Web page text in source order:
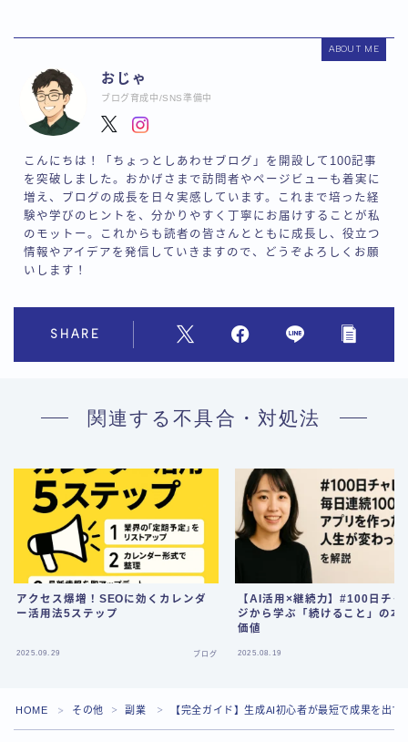
Follow Me
ABOUT ME
おじゃ
ブログ育成中/SNS準備中
こんにちは！「ちょっとしあわせブログ」を開設して100記事
を突破しました。おかげさまで訪問者やページビューも着実に
増え、ブログの成長を日々実感しています。これまで培った経
験や学びのヒントを、分かりやすく丁寧にお届けすることが私
のモットー。これからも読者の皆さんとともに成長し、役立つ
情報やアイデアを発信していきますので、どうぞよろしくお願
いします！
SHARE
関連する不具合・対処法
アクセス爆増！SEOに効くカレンダ
ー活用法5ステップ
2025.09.29 ブログ
【AI活用×継続力】#100日チャ
ジから学ぶ「続けること」の本
価値
2025.08.19
HOME ＞ その他 ＞ 副業 ＞ 【完全ガイド】生成AI初心者が最短で成果を出す